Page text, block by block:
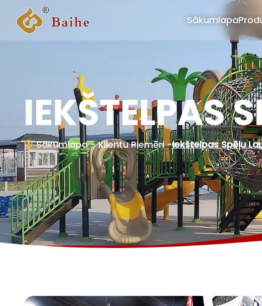
Sākumlapa
IEKŠTELPAS
Sākumlapa - Klientu Piemēri -Iekštelpas Spēļu